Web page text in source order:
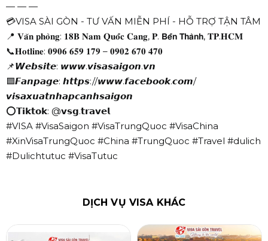
— — —
💳VISA SÀI GÒN - TƯ VẤN MIỄN PHÍ - HỖ TRỢ TẬN TÂM
📍 𝐕𝐚̆𝐧 𝐩𝐡𝐨̀𝐧𝐠: 𝟏𝟖𝐁 𝐍𝐚𝐦 𝐐𝐮𝐨̂́𝐜 𝐂𝐚𝐧𝐠, 𝐏. 𝗕𝗲̂́𝗻 𝗧𝗵𝗮̀𝗻𝗵, 𝐓𝐏.𝐇𝐂𝐌
📞𝐇𝐨𝐭𝐥𝐢𝐧𝐞: 𝟎𝟗𝟎𝟔 𝟔𝟓𝟗 𝟏𝟕𝟗 – 𝟎𝟗𝟎𝟐 𝟔𝟕𝟎 𝟒𝟕𝟎
📌𝙒𝙚𝙗𝙨𝙞𝙩𝙚: 𝙬𝙬𝙬.𝙫𝙞𝙨𝙖𝙨𝙖𝙞𝙜𝙤𝙣.𝙫𝙣
🟦𝙁𝙖𝙣𝙥𝙖𝙜𝙚: 𝙝𝙩𝙩𝙥𝙨://𝙬𝙬𝙬.𝙛𝙖𝙘𝙚𝙗𝙤𝙤𝙠.𝙘𝙤𝙢/
𝙫𝙞𝙨𝙖𝙭𝙪𝙖𝙩𝙣𝙝𝙖𝙥𝙘𝙖𝙣𝙝𝙨𝙖𝙞𝙜𝙤𝙣
⭕𝗧𝗶𝗸𝘁𝗼𝗸: @𝘃𝘀𝗴.𝘁𝗿𝗮𝘃𝗲𝗹
#VISA #VisaSaigon #VisaTrungQuoc #VisaChina
#XinVisaTrungQuoc #China #TrungQuoc #Travel #dulich
#Dulichtutuc #VisaTutuc
DỊCH VỤ VISA KHÁC